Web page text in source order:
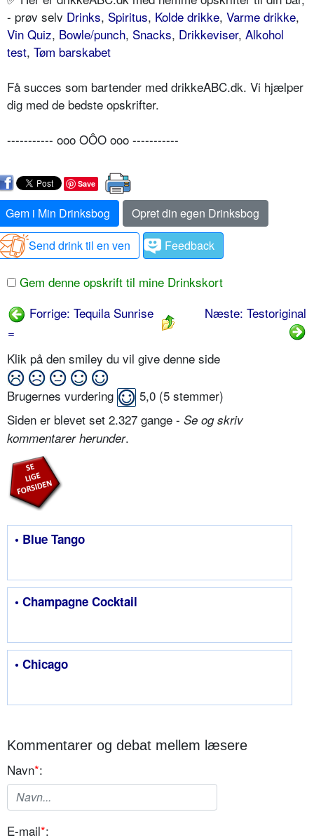
- prøv selv Drinks, Spiritus, Kolde drikke, Varme drikke,
Vin Quiz, Bowle/punch, Snacks, Drikkeviser, Alkohol
test, Tøm barskabet
Få succes som bartender med drikkeABC.dk. Vi hjælper
dig med de bedste opskrifter.
----------- ooo OÔO ooo -----------
Save
Gem i Min Drinksbog
Opret din egen Drinksbog
Send drink til en ven
Feedback
Gem denne opskrift til mine Drinkskort
Forrige: Tequila Sunrise
=
Næste: Testoriginal
Klik på den smiley du vil give denne side
Brugernes vurdering 5,0 (5 stemmer)
Siden er blevet set 2.327 gange - Se og skriv
kommentarer herunder.
• Blue Tango
• Champagne Cocktail
• Chicago
Kommentarer og debat mellem læsere
Navn*:
E-mail*: